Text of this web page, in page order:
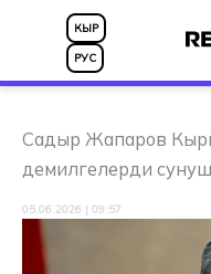
КЫР
РУС
Садыр Жапаров
демилгелерди
05.06.2026 | 09:57